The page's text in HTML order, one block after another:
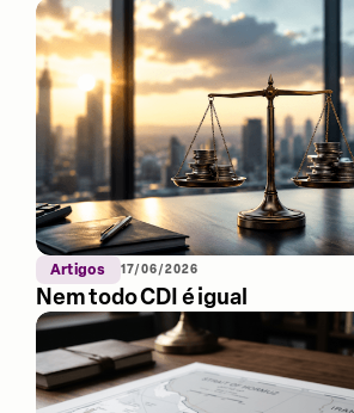
Artigos 17/06/2026
Nem todo CDI é igual